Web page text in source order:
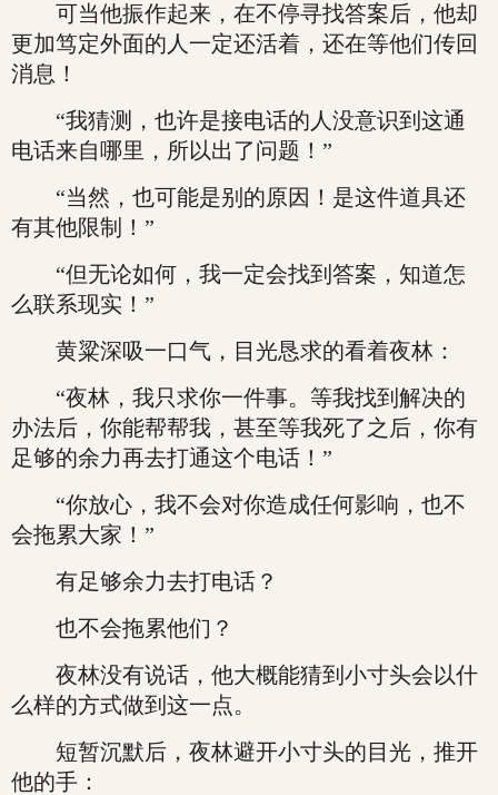
可当他振作起来，在不停寻找答案后，他却
更加笃定外面的人一定还活着，还在等他们传回
消息！
“我猜测，也许是接电话的人没意识到这通
电话来自哪里，所以出了问题！”
“当然，也可能是别的原因！是这件道具还
有其他限制！”
“但无论如何，我一定会找到答案，知道怎
么联系现实！”
黄粱深吸一口气，目光恳求的看着夜林：
“夜林，我只求你一件事。等我找到解决的
办法后，你能帮帮我，甚至等我死了之后，你有
足够的余力再去打通这个电话！”
“你放心，我不会对你造成任何影响，也不
会拖累大家！”
有足够余力去打电话？
也不会拖累他们？
夜林没有说话，他大概能猜到小寸头会以什
么样的方式做到这一点。
短暂沉默后，夜林避开小寸头的目光，推开
他的手：